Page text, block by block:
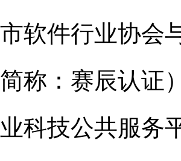
软件行业协会
称：赛辰认证
科技公共服务